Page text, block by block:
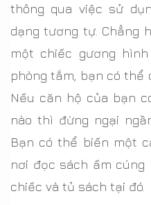
thông qua việc sử
dạng tương tự. Chẳng
một chiếc gương
phòng tắm, bạn có thể
Nếu căn hộ của bạn
nào thì đừng ngại
Bạn có thể biến một
nơi đọc sách ấm
chiếc và tủ sách tại đó.